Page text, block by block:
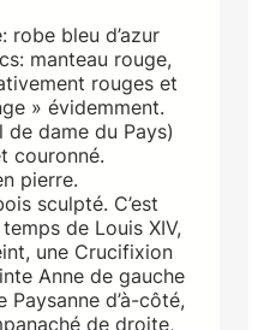
robe bleu d’azur
manteau rouge,
rouges et
» évidemment.
dame du Pays)
couronné.
pierre.
sculpté. C’est
de Louis XIV,
une Crucifixion
Anne de gauche
Paysanne d’à-côté,
de droite,